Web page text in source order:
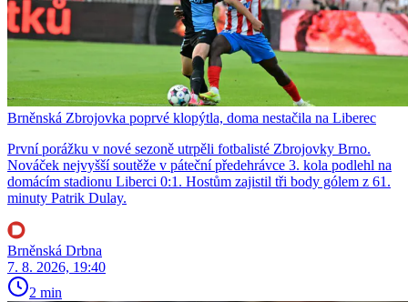
Brněnská Zbrojovka poprvé klopýtla, doma nestačila na Liberec
První porážku v nové sezoně utrpěli fotbalisté Zbrojovky Brno.
Nováček nejvyšší soutěže v páteční předehrávce 3. kola podlehl na
domácím stadionu Liberci 0:1. Hostům zajistil tři body gólem z 61.
minuty Patrik Dulay.
Brněnská Drbna
7. 8. 2026, 19:40
2 min